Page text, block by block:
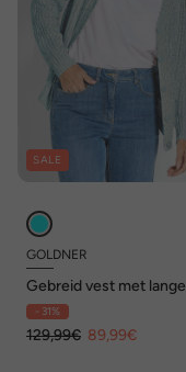
SALE
GOLDNER
Gebreid vest met lange
mouwen en V-hals
- 31%
129,99€ 89,99€